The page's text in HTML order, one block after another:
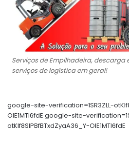
Serviços de Empilhadeira, descarga
serviços de logística em geral!
google-site-verification=1SR3ZLL-
OIE1MTl6fdE google-site-
otKIf8SlPBfBTxdZyaA36_Y-OIE1MTl6fdE